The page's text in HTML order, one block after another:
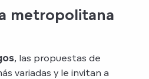
metropolitana
, las propuestas de
variadas y le invitan a